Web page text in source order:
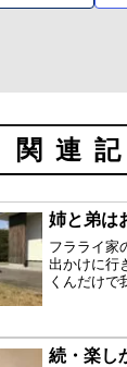
関連
姉と弟は
フラライ家
出かけに行
くんだけで
スタと一人
の上へ❄️冷
続・楽し